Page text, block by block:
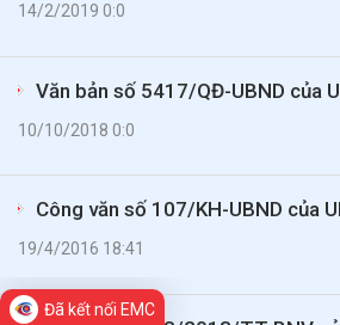
14/2/2019 0:0
Văn bản số 5417/QĐ-UBND của
10/10/2018 0:0
Công văn số 107/KH-UBND của
19/4/2016 18:41
Đã kết nối EMC